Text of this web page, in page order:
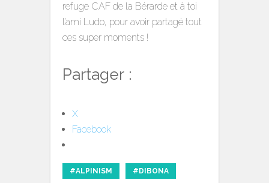
refuge CAF de la Bérarde et à toi
l’ami Ludo, pour avoir partagé tout
ces super moments !
Partager :
X
Facebook
#ALPINISM #DIBONA